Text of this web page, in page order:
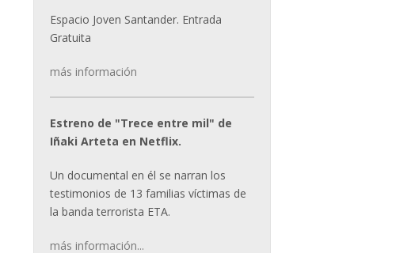
Espacio Joven Santander. Entrada
Gratuita
más información
Estreno de "Trece entre mil" de
Iñaki Arteta en Netflix.
Un documental en él se narran los
testimonios de 13 familias víctimas de
la banda terrorista ETA.
más información...